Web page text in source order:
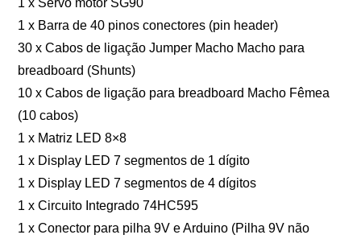
1 x Servo motor SG90
1 x Barra de 40 pinos conectores (pin header)
30 x Cabos de ligação Jumper Macho Macho para
breadboard (Shunts)
10 x Cabos de ligação para breadboard Macho Fêmea
(10 cabos)
1 x Matriz LED 8×8
1 x Display LED 7 segmentos de 1 dígito
1 x Display LED 7 segmentos de 4 dígitos
1 x Circuito Integrado 74HC595
1 x Conector para pilha 9V e Arduino (Pilha 9V não